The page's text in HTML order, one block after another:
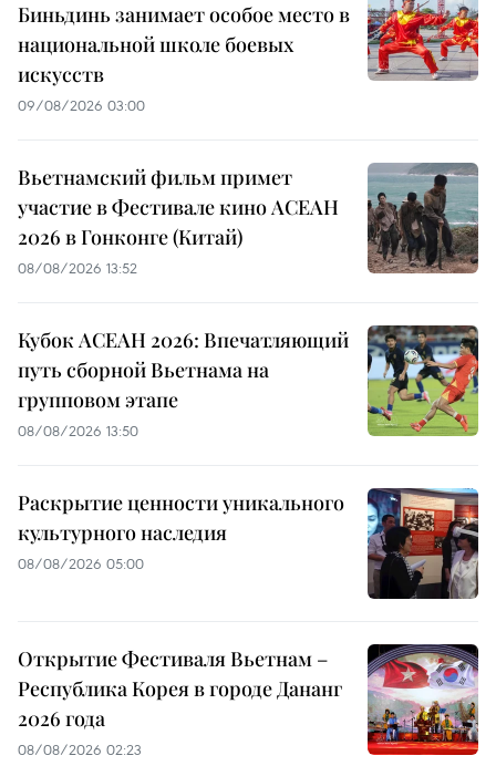
Биньдинь занимает особое место в
национальной школе боевых
искусств
09/08/2026 03:00
Вьетнамский фильм примет
участие в Фестивале кино АСЕАН
2026 в Гонконге (Китай)
08/08/2026 13:52
Кубок АСЕАН 2026: Впечатляющий
путь сборной Вьетнама на
групповом этапе
08/08/2026 13:50
Раскрытие ценности уникального
культурного наследия
08/08/2026 05:00
Открытие Фестиваля Вьетнам –
Республика Корея в городе Дананг
2026 года
08/08/2026 02:23